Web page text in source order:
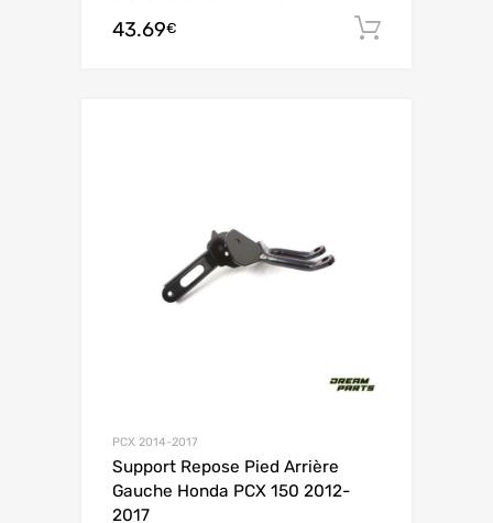
43.69€
PCX 2014-2017
Support Repose Pied Arrière
Gauche Honda PCX 150 2012-
2017